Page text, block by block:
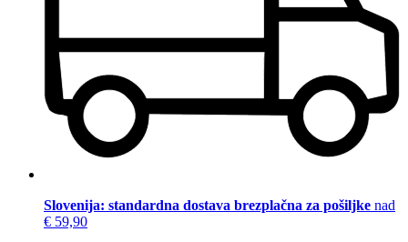
Slovenija: standardna dostava brezplačna za pošiljke nad
€ 59,90